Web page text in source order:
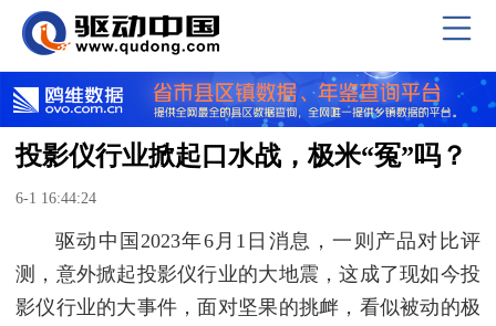
投影仪行业掀起口水战，极米“冤”吗？
6-1 16:44:24
驱动中国2023年6月1日消息，一则产品对比评
测，意外掀起投影仪行业的大地震，这成了现如今投
影仪行业的大事件，面对坚果的挑衅，看似被动的极